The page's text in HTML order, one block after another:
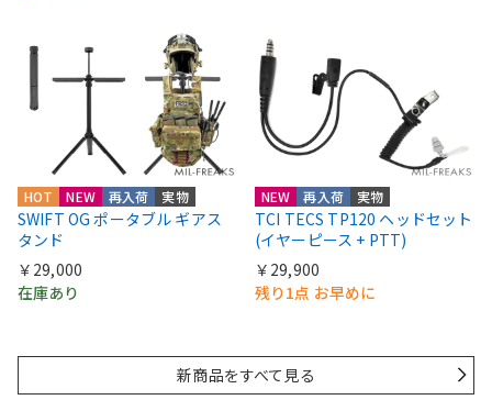
HOT NEW 再入荷 実物
SWIFT OG ポータブル ギアス
タンド
￥29,000
在庫あり
NEW 再入荷 実物
TCI TECS TP120 ヘッドセット
(イヤーピース + PTT)
￥29,900
残り1点 お早めに
新商品をすべて見る